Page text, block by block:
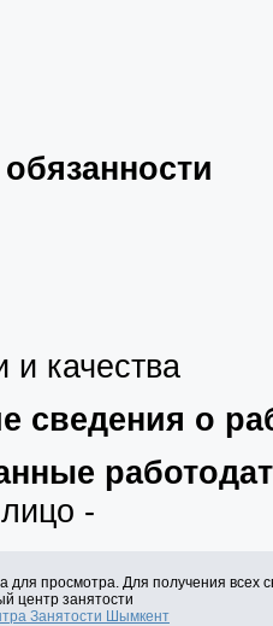
качества
сведения о
-
для просмотра. Для получения всех
центр занятости
Занятости Шымкент